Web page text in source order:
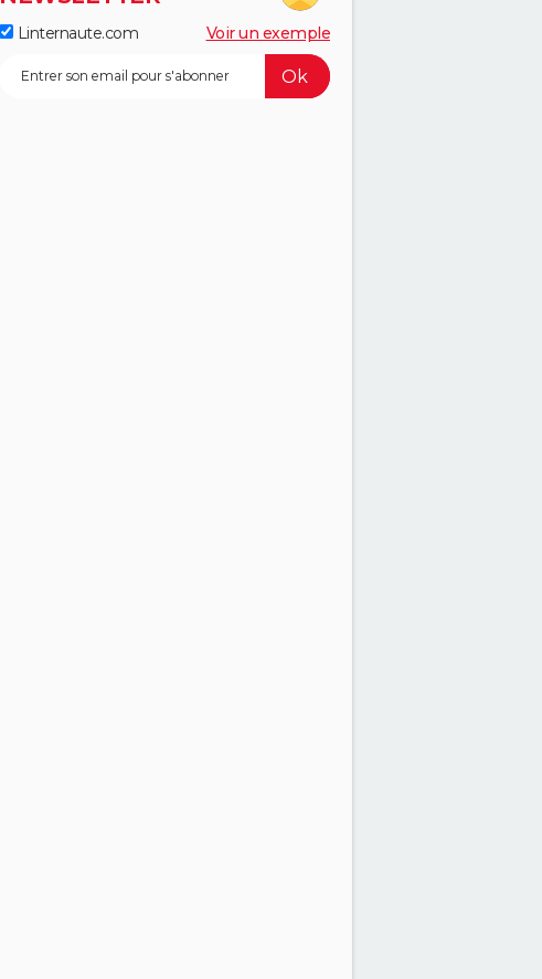
Linternaute.com Voir un exemple